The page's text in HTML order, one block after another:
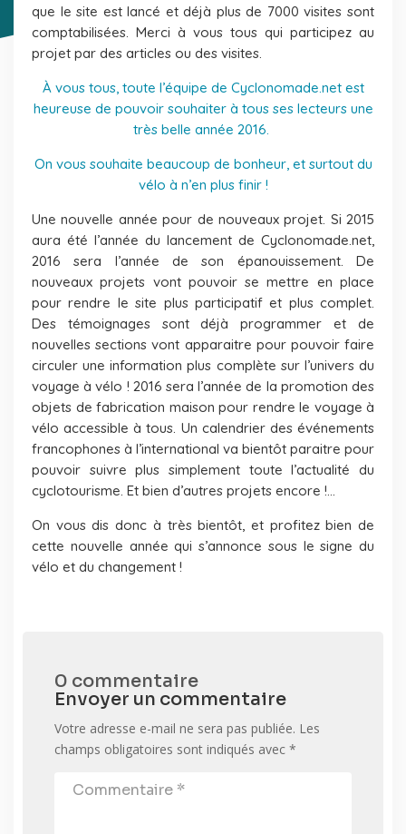
que le site est lancé et déjà plus de 7000 visites sont
comptabilisées. Merci à vous tous qui participez au
projet par des articles ou des visites.
À vous tous, toute l’équipe de Cyclonomade.net est
heureuse de pouvoir souhaiter à tous ses lecteurs une
très belle année 2016.
On vous souhaite beaucoup de bonheur, et surtout du
vélo à n’en plus finir !
Une nouvelle année pour de nouveaux projet. Si 2015
aura été l’année du lancement de Cyclonomade.net,
2016 sera l’année de son épanouissement. De
nouveaux projets vont pouvoir se mettre en place
pour rendre le site plus participatif et plus complet.
Des témoignages sont déjà programmer et de
nouvelles sections vont apparaitre pour pouvoir faire
circuler une information plus complète sur l’univers du
voyage à vélo ! 2016 sera l’année de la promotion des
objets de fabrication maison pour rendre le voyage à
vélo accessible à tous. Un calendrier des événements
francophones à l’international va bientôt paraitre pour
pouvoir suivre plus simplement toute l’actualité du
cyclotourisme. Et bien d’autres projets encore !…
On vous dis donc à très bientôt, et profitez bien de
cette nouvelle année qui s’annonce sous le signe du
vélo et du changement !
0 commentaire
Envoyer un commentaire
Votre adresse e-mail ne sera pas publiée. Les
champs obligatoires sont indiqués avec *